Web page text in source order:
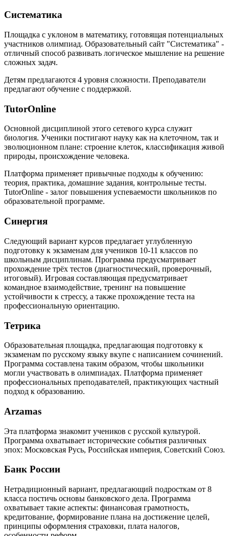
Систематика
Площадка с уклоном в математику, готовящая потенциальных
участников олимпиад. Образовательный сайт "Систематика" -
отличный способ развивать логическое мышление на решение
сложных задач.
Детям предлагаются 4 уровня сложности. Преподаватели
предлагают обучение с поддержкой.
TutorOnline
Основной дисциплиной этого сетевого курса служит
биология. Ученики постигают науку как на клеточном, так и
эволюционном плане: строение клеток, классификация живой
природы, происхождение человека.
Платформа применяет привычные подходы к обучению:
теория, практика, домашние задания, контрольные тесты.
TutorOnline - залог повышения успеваемости школьников по
образовательной программе.
Синергия
Следующий вариант курсов предлагает углубленную
подготовку к экзаменам для учеников 10-11 классов по
школьным дисциплинам. Программа предусматривает
прохождение трёх тестов (диагностический, проверочный,
итоговый). Игровая составляющая предусматривает
командное взаимодействие, тренинг на повышение
устойчивости к стрессу, а также прохождение теста на
профессиональную ориентацию.
Тетрика
Образовательная площадка, предлагающая подготовку к
экзаменам по русскому языку вкупе с написанием сочинений.
Программа составлена таким образом, чтобы школьники
могли участвовать в олимпиадах. Платформа применяет
профессиональных преподавателей, практикующих частный
подход к образованию.
Arzamas
Эта платформа знакомит учеников с русской культурой.
Программа охватывает исторические события различных
эпох: Московская Русь, Российская империя, Советский Союз.
Банк России
Нетрадиционный вариант, предлагающий подросткам от 8
класса постичь основы банковского дела. Программа
охватывает такие аспекты: финансовая грамотность,
кредитование, формирование плана на достижение целей,
принципы оформления страховки, плата налогов,